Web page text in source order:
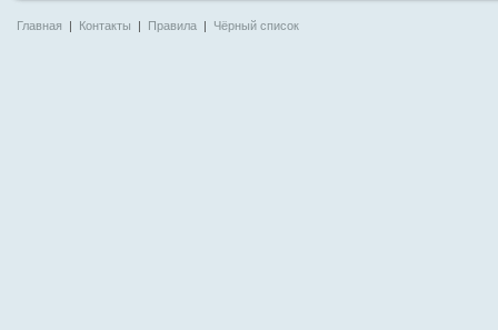
Главная | Контакты | Правила | Чёрный список